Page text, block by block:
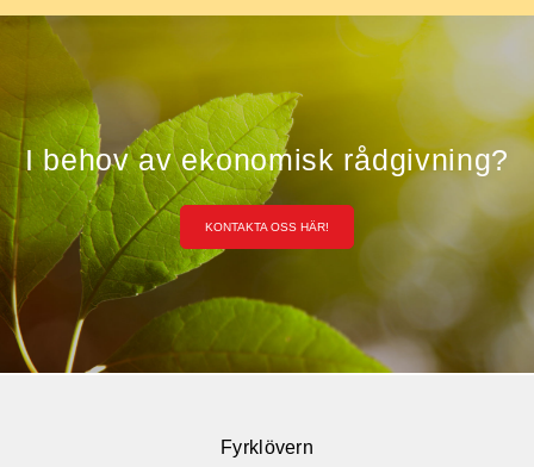
I behov av ekonomisk rådgivning?
KONTAKTA OSS HÄR!
Fyrklövern